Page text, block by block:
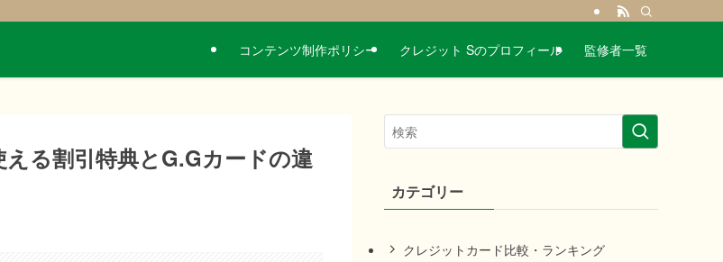
コンテンツ制作ポリシー クレジット Sのプロフィール 監修者一覧
る割引特典とG.Gカードの違
カテゴリー
クレジットカード比較・ランキング